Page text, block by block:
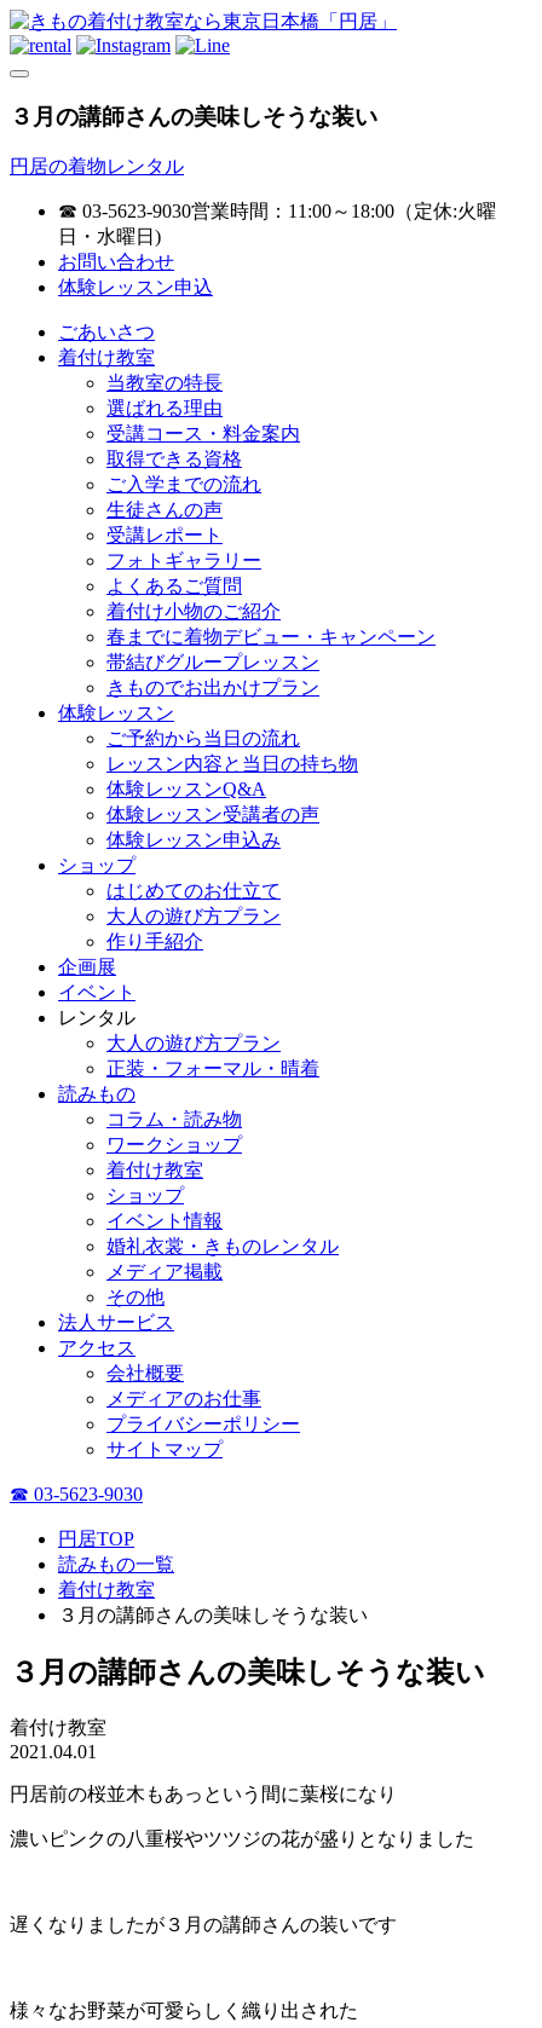
３月の講師さんの美味しそうな装い
円居の着物レンタル
☎ 03-5623-9030営業時間：11:00～18:00（定休:火曜
日・水曜日)
お問い合わせ
体験レッスン申込
ごあいさつ
着付け教室
当教室の特長
選ばれる理由
受講コース・料金案内
取得できる資格
ご入学までの流れ
生徒さんの声
受講レポート
フォトギャラリー
よくあるご質問
着付け小物のご紹介
春までに着物デビュー・キャンペーン
帯結びグループレッスン
きものでお出かけプラン
体験レッスン
ご予約から当日の流れ
レッスン内容と当日の持ち物
体験レッスンQ&A
体験レッスン受講者の声
体験レッスン申込み
ショップ
はじめてのお仕立て
大人の遊び方プラン
作り手紹介
企画展
イベント
レンタル
大人の遊び方プラン
正装・フォーマル・晴着
読みもの
コラム・読み物
ワークショップ
着付け教室
ショップ
イベント情報
婚礼衣裳・きものレンタル
メディア掲載
その他
法人サービス
アクセス
会社概要
メディアのお仕事
プライバシーポリシー
サイトマップ
☎ 03-5623-9030
円居TOP
読みもの一覧
着付け教室
３月の講師さんの美味しそうな装い
３月の講師さんの美味しそうな装い
着付け教室
2021.04.01
円居前の桜並木もあっという間に葉桜になり
濃いピンクの八重桜やツツジの花が盛りとなりました
遅くなりましたが３月の講師さんの装いです
様々なお野菜が可愛らしく織り出された